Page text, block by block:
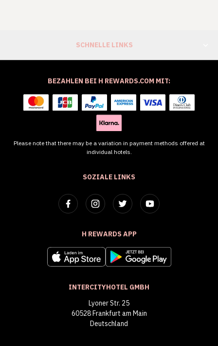
SCHNELLE LINKS
SOZIALE LINKS
H REWARDS APP
INTERCITYHOTEL GMBH
Lyoner Str. 25
60528 Frankfurt am Main
Deutschland
BEZAHLEN BEI H REWARDS.COM MIT:
Please note that there may be a variation in payment methods offered at
individual hotels.